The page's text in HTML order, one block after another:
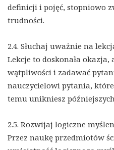
definicji i pojęć, stopniowo
trudności.
2.4. Słuchaj uważnie na
Lekcje to doskonała okazja,
wątpliwości i zadawać
nauczycielowi pytania,
temu unikniesz
2.5. Rozwijaj logiczne
Przez naukę przedmiotów